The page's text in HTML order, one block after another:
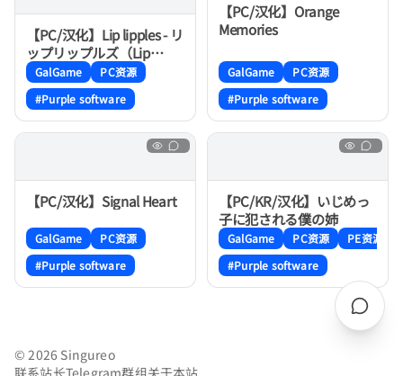
【PC/汉化】Lip lipples - リ
ップリップルズ（Lip
lipples）
GalGame
PC资源
#Purple software
【PC/汉化】Orange
Memories
GalGame
PC资源
#Purple software
【PC/汉化】Signal Heart
GalGame
PC资源
#Purple software
【PC/KR/汉化】いじめっ
子に犯される僕の姉
GalGame PC资源
PE资源
#Purple software
© 2026 Singureo
联系站长Telegram群组关于本站